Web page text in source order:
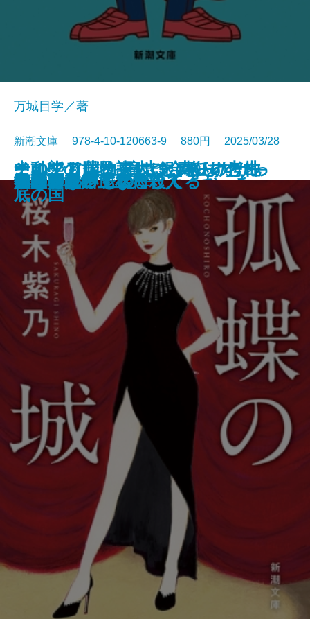
河を渡って木立の中へ
逃げろ逃げろ逃げろ！
灼熱の魂
銃を持つ花嫁
このクリニックはつぶれます！─
医療コンサル高柴一香の診断─
光の犬
中動態の世界─意志と責任の考古
学─
東大なんか入らなきゃよかった
それでも僕は東大に合格したかっ
た─偏差値35からの大逆転─
あの子とQ
万城目学／著
新潮文庫 978-4-10-120663-9 880円 2025/03/28
孤蝶の城
春のこわいもの
アマチュア
ナルニア国物語4 銀のいすと地
底の国
母親になって後悔してる
族長の秋
美澄真白の正なる殺人
小暮写眞館〔上〕
小暮写眞館〔下〕
沈むフランシス